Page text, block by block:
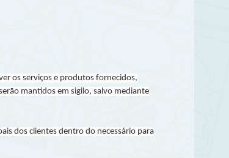
os serviços e produtos fornecidos,
mantidos em sigilo, salvo mediante
dos clientes dentro do necessário para